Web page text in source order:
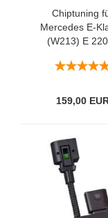
Chiptuning
Mercedes E-
(W213) E
159,00